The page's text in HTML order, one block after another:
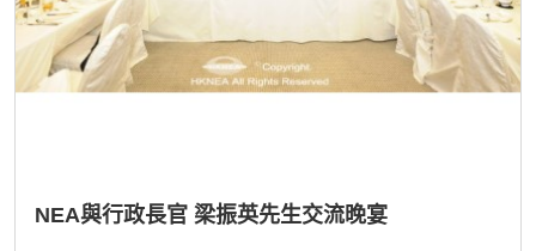
NEA與行政長官 梁振英先生交流晚宴